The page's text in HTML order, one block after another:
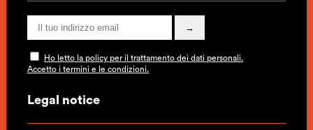
Ho letto la policy per il trattamento dei dati personali.
Accetto i termini e le condizioni.
Legal notice